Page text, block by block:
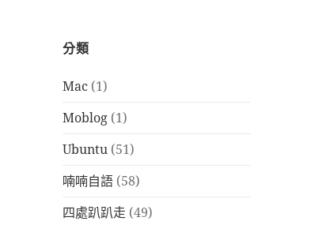
分類
Mac (1)
Moblog (1)
Ubuntu (51)
喃喃自語 (58)
四處趴趴走 (49)